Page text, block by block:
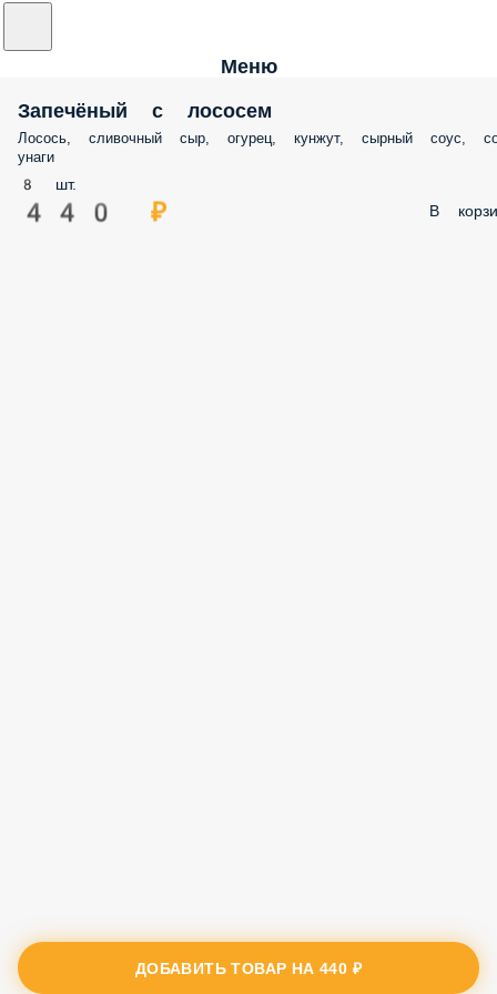
Меню
Запечёный с лососем
Лосось, сливочный сыр, огурец, кунжут, сырный соус,
унаги
8 шт.
440 ₽ В
ДОБАВИТЬ ТОВАР НА440 ₽